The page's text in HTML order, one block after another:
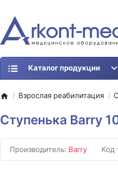
Каталог продукции
Взрослая реабилитация
Ступенька Barry
Производитель: Barry Код